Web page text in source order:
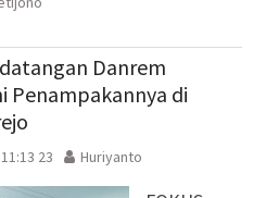
Danrem
Penampakannya di
23 Huriyanto